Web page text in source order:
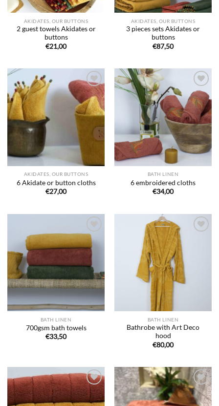
AKIDATES, OUR BUTTONS
2 guest towels Akidates or
buttons
€21,00
AKIDATES, OUR BUTTONS
3 pieces sets Akidates or
buttons
€87,50
Ajouter
à la liste
de
souhaits
AKIDATES, OUR BUTTONS
6 Akidate or button cloths
€27,00
Ajouter
à la liste
de
souhaits
BATH LINEN
6 embroidered cloths
€34,00
Ajouter
à la liste
de
BATH LINEN
700gsm bath towels
€33,50
BATH LINEN
Bathrobe with Art Deco
hood
€80,00
Ajouter
à la liste
Ajouter
à la liste